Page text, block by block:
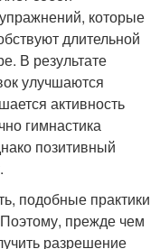
которые
длительной
В результате
улучшаются
активность
гимнастика
позитивный
подобные практики
прежде чем
разрешение